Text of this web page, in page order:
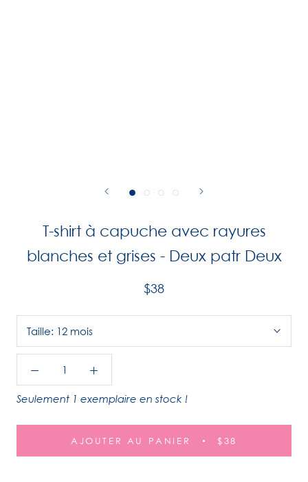
T-shirt à capuche avec rayures
blanches et grises - Deux patr Deux
$38
Taille: 12 mois
Seulement 1 exemplaire en stock !
AJOUTER AU PANIER $38